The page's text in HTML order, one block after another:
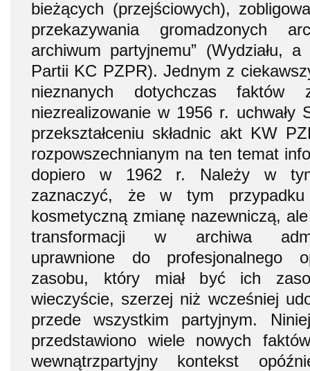
bieżących (przejściowych),
przekazywania gromadzonych
archiwum partyjnemu” (Wydziału,
Partii KC PZPR). Jednym z
nieznanych dotychczas
niezrealizowanie w 1956 r. uchwały
przekształceniu składnic akt KW
rozpowszechnianym na ten temat
dopiero w 1962 r. Należy w
zaznaczyć, że w tym
kosmetyczną zmianę nazewniczą,
transformacji w archiwa
uprawnione do profesjonalnego
zasobu, który miał być ich
wieczyście, szerzej niż wcześniej
przede wszystkim partyjnym.
przedstawiono wiele nowych
wewnątrzpartyjny kontekst